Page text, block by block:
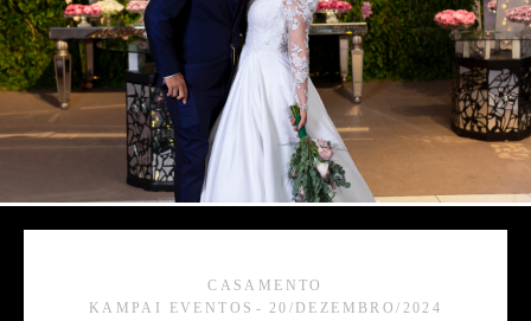
CASAMENTO
KAMPAI EVENTOS
20/DEZEMBRO/2024